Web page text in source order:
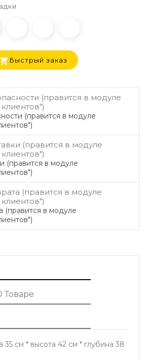
Быстрый заказ
(правится в модуле
(правится в модуле
(правится в модуле
см * высота 42 см * глубина 38